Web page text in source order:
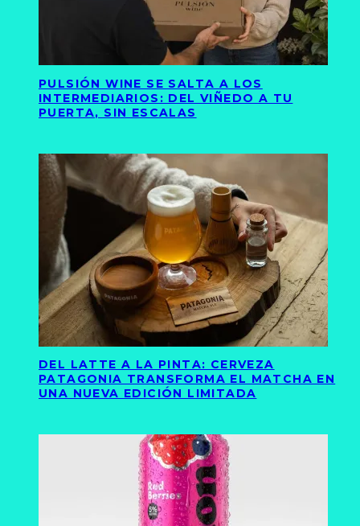
PULSIÓN WINE SE SALTA A LOS
INTERMEDIARIOS: DEL VIÑEDO A TU
PUERTA, SIN ESCALAS
DEL LATTE A LA PINTA: CERVEZA
PATAGONIA TRANSFORMA EL MATCHA EN
UNA NUEVA EDICIÓN LIMITADA